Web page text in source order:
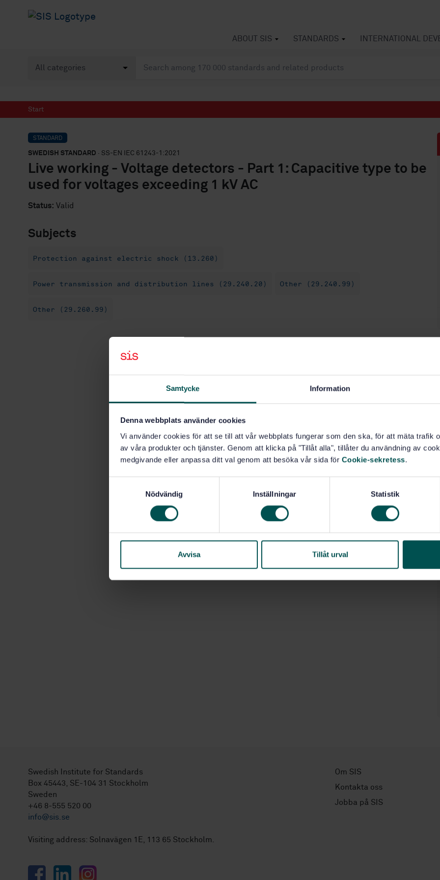
Samtycke Information
Denna webbplats använder cookies
Vi använder cookies för att se till att vår webbplats fungerar som den ska, för att mäta trafik
av våra produkter och tjänster. Genom att klicka på "Tillåt alla", tillåter du användning av
medgivande eller anpassa ditt val genom att besöka vår sida för Cookie-sekretess.
s
Nödvändig Inställningar Statistik
Avvisa Tillåt urval
ABOUT SIS STANDARDS INTERNATIONAL
Start
STANDARD
SWEDISH STANDARD · SS-EN IEC 61243-1:2021
Live working - Voltage detectors - Part 1: Capacitive type to be
used for voltages exceeding 1 kV AC
Status: Valid
Subjects
Protection against electric shock (13.260)
Power transmission and distribution lines (29.240.20) Other (29.240.99)
Other (29.260.99)
Swedish Institute for Standards
Box 45443, SE-104 31 Stockholm
Sweden
+46 8-555 520 00
info@sis.se
Visiting address: Solnavägen 1E, 113 65 Stockholm.
FacebookLinkedInInstagram
Om SIS
Kontakta oss
Jobba på SIS